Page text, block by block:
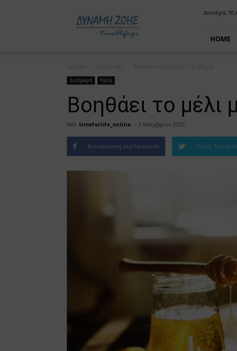
Δευτέρα, 10
HOME
Διατροφή Υγεία
Βοηθάει το μέλι
Από timeforlife_online - 3 Νοεμβρίου 2025
Κοινοποίηση στο Facebook Κάντε Tweet